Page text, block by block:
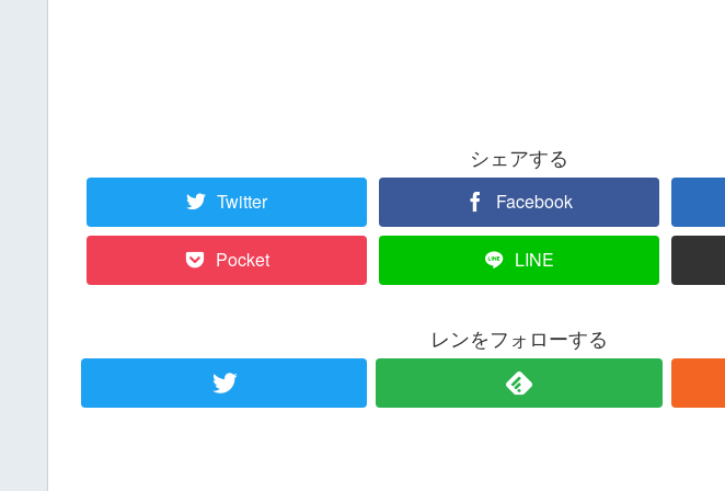
シェアする
Twitter Facebook
Pocket LINE
レンをフォローする